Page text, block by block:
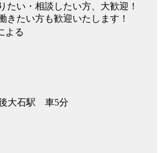
たい・相談したい方、大歓迎！
きたい方も歓迎いたします！
よる
大石駅 車5分